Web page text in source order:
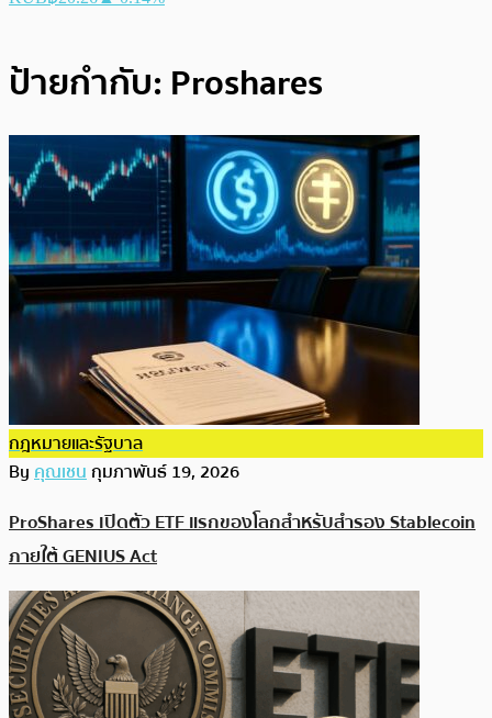
ป้ายกำกับ: Proshares
กฎหมายและรัฐบาล
Byคุณเชนกุมภาพันธ์ 19, 2026
ProShares เปิดตัว ETF แรกของโลกสำหรับสำรอง Stablecoin
ภายใต้ GENIUS Act